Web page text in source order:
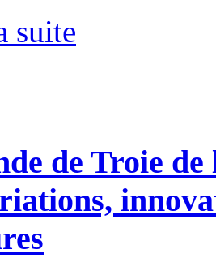
suite
de Troie